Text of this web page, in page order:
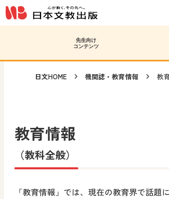
メインコンテンツへ移動
サブコンテンツへ移動
先生向け
コンテンツ
日文HOME 機関誌・教育情報 教
教育情報
（教科全般）
「教育情報」では、現在の教育界で話